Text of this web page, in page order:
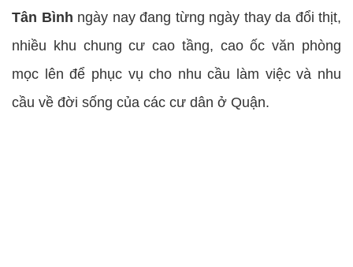
Tân Bình ngày nay đang từng ngày thay da đổi thịt,
nhiều khu chung cư cao tầng, cao ốc văn phòng
mọc lên để phục vụ cho nhu cầu làm việc và nhu
cầu về đời sống của các cư dân ở Quận.